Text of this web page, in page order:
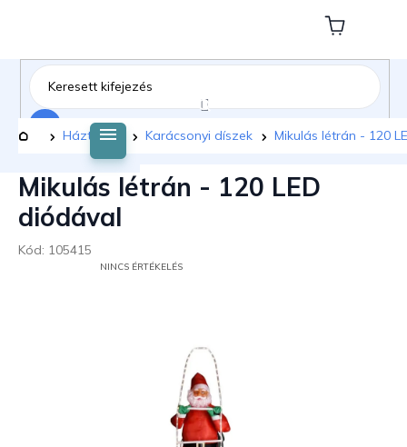
tartalomhoz
Kosár
Kezdőlap
Háztartás Karácsonyi díszek Mikulás létrán - 120
Mikulás létrán - 120 LED
diódával
Kód: 105415
NINCS ÉRTÉKELÉS